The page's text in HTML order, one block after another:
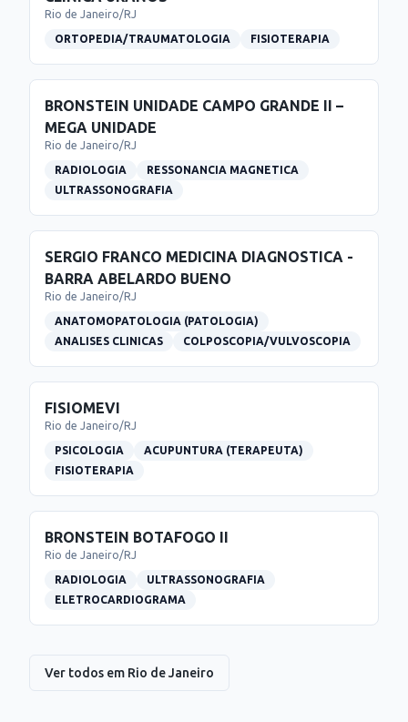
Rio de Janeiro/RJ
ORTOPEDIA/TRAUMATOLOGIA FISIOTERAPIA
BRONSTEIN UNIDADE CAMPO GRANDE II –
MEGA UNIDADE
Rio de Janeiro/RJ
RADIOLOGIA
RESSONANCIA MAGNETICA
ULTRASSONOGRAFIA
SERGIO FRANCO MEDICINA DIAGNOSTICA -
BARRA ABELARDO BUENO
Rio de Janeiro/RJ
ANATOMOPATOLOGIA (PATOLOGIA)
ANALISES CLINICAS
COLPOSCOPIA/VULVOSCOPIA
FISIOMEVI
Rio de Janeiro/RJ
PSICOLOGIA
ACUPUNTURA (TERAPEUTA)
FISIOTERAPIA
BRONSTEIN BOTAFOGO II
Rio de Janeiro/RJ
RADIOLOGIA
ULTRASSONOGRAFIA
ELETROCARDIOGRAMA
Ver todos em Rio de Janeiro